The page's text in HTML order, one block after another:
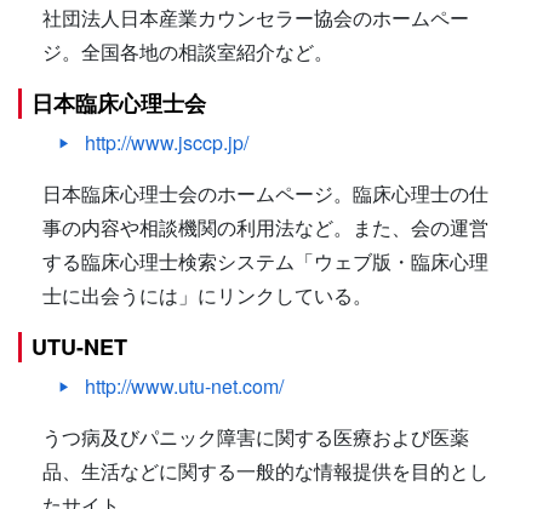
社団法人日本産業カウンセラー協会のホームペー
ジ。全国各地の相談室紹介など。
日本臨床心理士会
http://www.jsccp.jp/
日本臨床心理士会のホームページ。臨床心理士の仕
事の内容や相談機関の利用法など。また、会の運営
する臨床心理士検索システム「ウェブ版・臨床心理
士に出会うには」にリンクしている。
UTU-NET
http://www.utu-net.com/
うつ病及びパニック障害に関する医療および医薬
品、生活などに関する一般的な情報提供を目的とし